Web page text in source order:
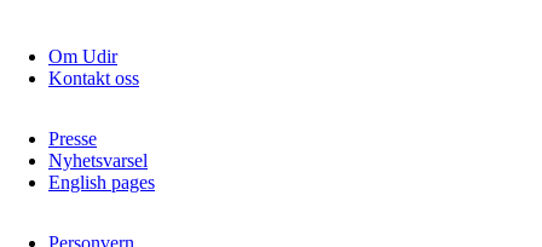
Om Udir
Kontakt oss
Presse
Nyhetsvarsel
English pages